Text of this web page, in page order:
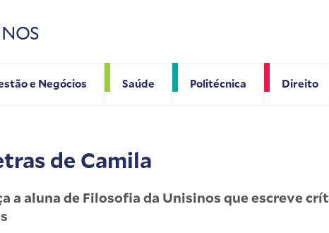
e Negócios Saúde Politécnica Direito
de Camila
a aluna de Filosofia da Unisinos que escreve